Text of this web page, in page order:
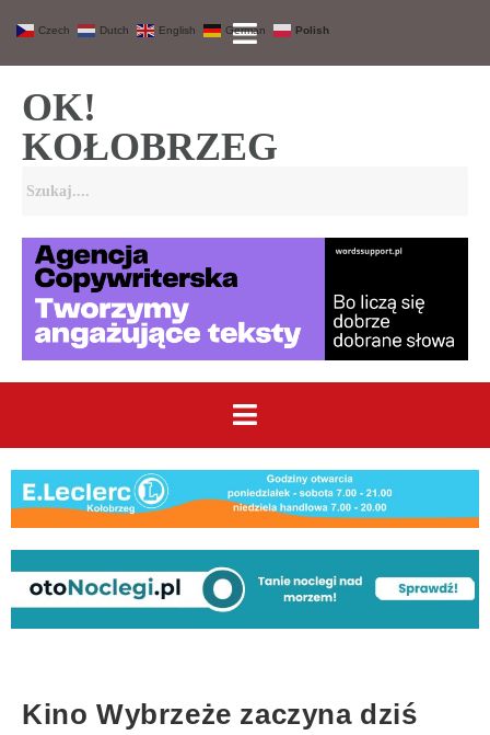
OK!
KOŁOBRZEG
Kino Wybrzeże zaczyna dziś
Czech Dutch English German Polish